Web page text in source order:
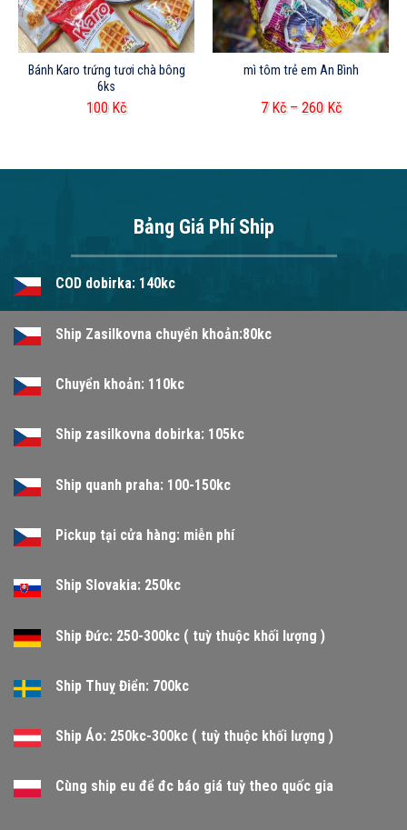
Bánh Karo trứng tươi chà bông
6ks
100 Kč
mì tôm trẻ em An Bình
7Kč–260 Kč
Bảng Giá Phí Ship
COD dobirka: 140kc
Ship Zasilkovna chuyển khoản:80kc
Chuyển khoản: 110kc
Ship zasilkovna dobirka: 105kc
Ship quanh praha: 100-150kc
Pickup tại cửa hàng: miễn phí
Ship Slovakia: 250kc
Ship Đức: 250-300kc ( tuỳ thuộc khối lượng )
Ship Thuỵ Điển: 700kc
Ship Áo: 250kc-300kc ( tuỳ thuộc khối lượng )
Cùng ship eu để đc báo giá tuỳ theo quốc gia